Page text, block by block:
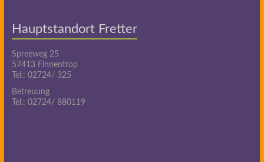
Hauptstandort Fretter
Spreeweg 25
57413 Finnentrop
Tel.: 02724/ 325
Betreuung
Tel.: 02724/ 880119